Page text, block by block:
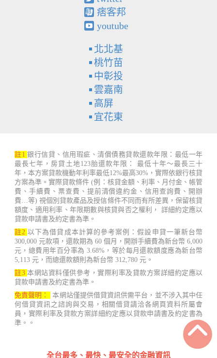
痞客邦
youtube
北北基
桃竹苗
中彰投
雲嘉南
高屏
宜花東
註1 銀行信貸、信用瑕疵、清償債務貸款還款年限：最低一年
最長七年，房貸土地123胎還款年限： 最低十年～最長三十
年，本方案貸款機動年利率最低12%最高30%，實際依銀行核貸
方案為準。實際貸款條件 (例：核貸金額、利率、月付金、帳管
費、手續費、票查費、提前清償違約金、信用查詢費、開辦
費…等) 視個別貸款產品及授信條件不同而有所差異，保留核貸
額度、適用利率、年限期數與核貸與否之權利， 詳細約定應以
貸款申請書及約定書為準。
註2 以下為借貸成本計算的參考案例：假設申貸一筆新台幣
300,000 元款項，還款期為 60 個月，開辦手續費為新台幣 6,000
元，總費用年百分率為 3.68%，等於每月還款額度應為新台幣
5,113 元，而總還款額則為新台幣 312,780 元。
註3 本網站資料僅供參考，實際利率及貸款方案詳細約定應以
貸款申請書及約定書為準。
免責聲明：
本網站僅提供借貸資訊供需平台，並不涉入其中任
何借貸資訊之諮詢與交易，相關借貸請洽各網頁資料所屬會
員，實際利率及貸款方案詳細約定應以貸款申請書及約定書為
準。。
全台最多、最快、最安全的金融資訊